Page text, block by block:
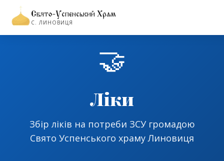
Свято-Успенський Храм
С. ЛИНОВИЦЯ
🤝
Ліки
Збір ліків на потреби ЗСУ громадою
Свято Успенського храму Линовиця